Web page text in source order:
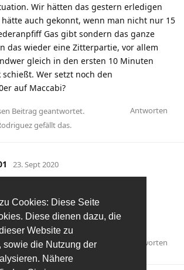
Cookies: Diese Seite
Diese dienen dazu, die
Website zu
sowie die Nutzung der
Nähere
Wir hätten das gestern erledigen
auch gekonnt, wenn man nicht nur 15
Gas gibt sondern das ganze
das wieder eine Zitterpartie, vor allem
gleich in den ersten 10 Minuten
Wer setzt noch den
auf Maccabi?
Antworten
Beitrag geantwortet.
gefällt das.
23. Sept 2020
Serie "Wie verkacke ich am
Quali".
Antworten
diesen Beitrag geantwortet.